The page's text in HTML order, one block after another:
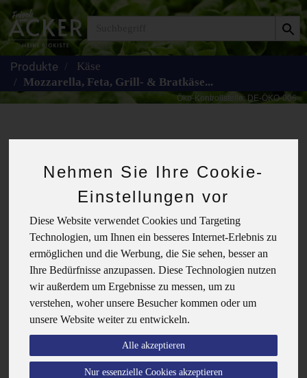
Nehmen Sie Ihre Cookie-
Einstellungen vor
Diese Website verwendet Cookies und Targeting
Technologien, um Ihnen ein besseres Internet-Erlebnis zu
ermöglichen und die Werbung, die Sie sehen, besser an
Ihre Bedürfnisse anzupassen. Diese Technologien nutzen
wir außerdem um Ergebnisse zu messen, um zu
verstehen, woher unsere Besucher kommen oder um
unsere Website weiter zu entwickeln.
Alle akzeptieren
Nur essenzielle Cookies akzeptieren
Käse
Mozzarella, Feta, Grill- & Bratkäse...
Grill- & Bratkäse...
Hersteller Ernährung
Allergene